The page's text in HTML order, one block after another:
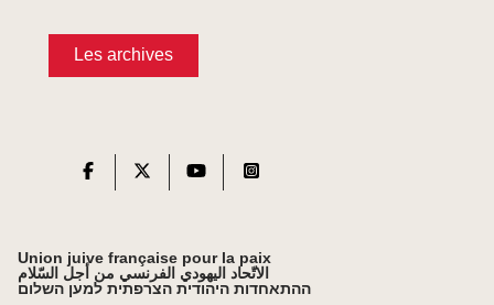
Les archives
Union juive française pour la paix
الاتّحاد اليهودي الفرنسي من أجل السّلام
ההתאחדות היהודית הצרפתית למען השלום